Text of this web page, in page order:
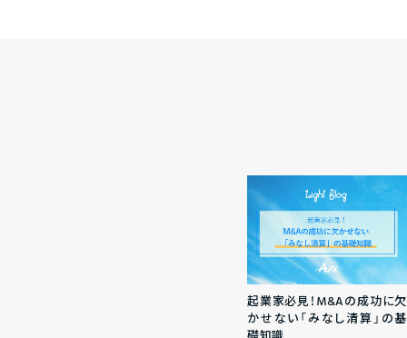
起業家必見！M&Aの成功に欠
かせない「みなし清算」の基